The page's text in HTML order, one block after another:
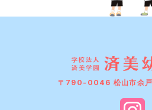
〒790-0046 松山市余